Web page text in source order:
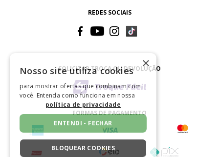
REDES SOCIAIS
SOLICITAR TROCA OU DEVOLUÇÃO
FORMAS DE PAGAMENTO
×
Nosso site utiliza cookies
para mostrar ofertas que combinam com
você. Entenda como funciona em nossa
política de privacidade
ENTENDI - FECHAR
BLOQUEAR COOKIES